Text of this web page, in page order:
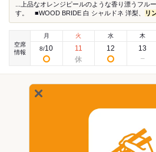
...上品なオレンジピールのような香り漂うフル
す。 ■WOOD BRIDE 白 シャルドネ 洋梨、
リ
空席
情報
月
8/10
火
11
水
12
木
13